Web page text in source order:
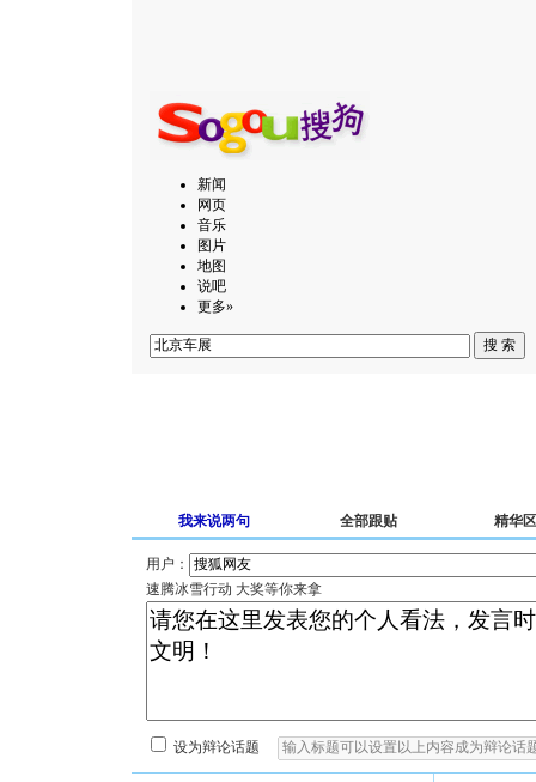
新闻
网页
音乐
图片
地图
说吧
更多»
我来说两句 全部跟贴 精华区
用户：
速腾冰雪行动 大奖等你来拿
设为辩论话题